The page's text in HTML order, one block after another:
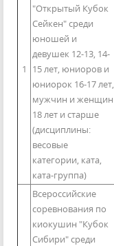
1
"Открытый Кубок
Сейкен" среди
юношей и
девушек 12-13, 14-
15 лет, юниоров и
юниорок 16-17 лет,
мужчин и женщин
18 лет и старше
(дисциплины:
весовые
категории, ката,
ката-группа)
Всероссийские
соревнования по
киокушин "Кубок
Сибири" среди